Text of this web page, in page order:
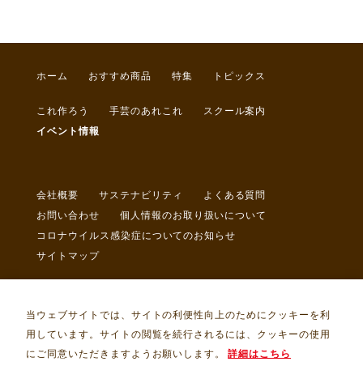
当ウェブサイトでは、サイトの利便性向上のためにクッキーを利
用しています。サイトの閲覧を続行されるには、クッキーの使用
にご同意いただきますようお願いします。
詳細はこちら
ホーム おすすめ商品 特集 トピックス
これ作ろう 手芸のあれこれ
スクール案内
イベント情報
会社概要 サステナビリティ
よくある質問
お問い合わせ
個人情報のお取り扱いについて
コロナウイルス感染症についてのお知らせ
サイトマップ